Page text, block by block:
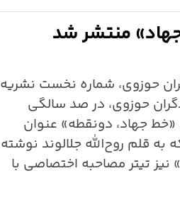
منتشر شد
حوزوی، شماره نخست نشریه
حوزوی، در صد سالگی
جهاد، دونقطه» عنوان
قلم روح‌الله جلالوند نوشته
تیتر مصاحبه اختصاصی با